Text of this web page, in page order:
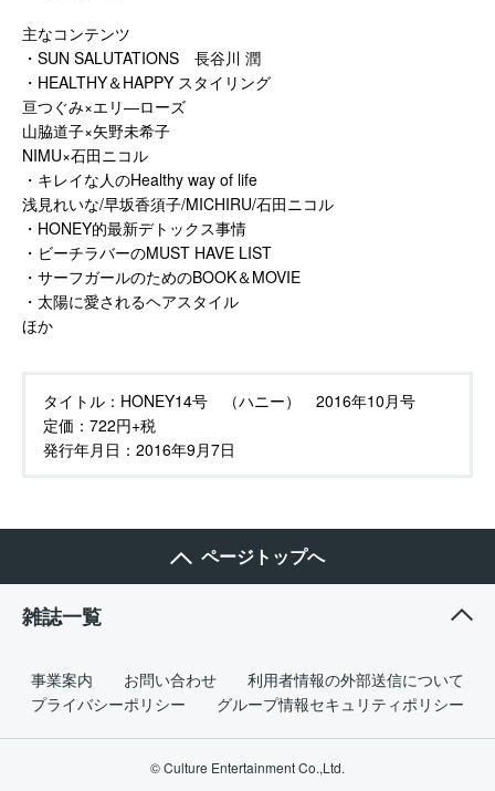
主なコンテンツ
・SUN SALUTATIONS 長谷川 潤
・HEALTHY＆HAPPY スタイリング
亘つぐみ×エリ―ローズ
山脇道子×矢野未希子
NIMU×石田ニコル
・キレイな人のHealthy way of life
浅見れいな/早坂香須子/MICHIRU/石田ニコル
・HONEY的最新デトックス事情
・ビーチラバーのMUST HAVE LIST
・サーフガールのためのBOOK＆MOVIE
・太陽に愛されるヘアスタイル
ほか
タイトル： HONEY14号 （ハニー） 2016年10月号
定価： 722円+税
発行年月日： 2016年9月7日
ページトップへ
雑誌一覧
事業案内 お問い合わせ
利用者情報の外部送信について
プライバシーポリシー
グループ情報セキュリティポリシー
© Culture Entertainment Co.,Ltd.